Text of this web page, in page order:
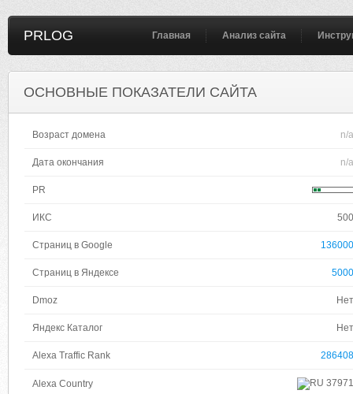
PRLOG Главная Анализ сайта
ОСНОВНЫЕ ПОКАЗАТЕЛИ САЙТА
Возраст домена n/a
Дата окончания n/a
PR
ИКС 500
Страниц в Google 136000
Страниц в Яндексе 5000
Dmoz Нет
Яндекс Каталог Нет
Alexa Traffic Rank 286408
Alexa Country 37971